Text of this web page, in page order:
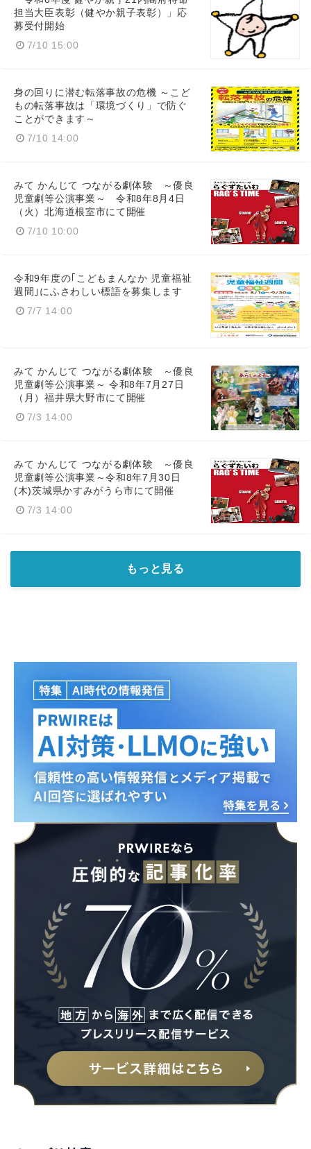
担当大臣表彰（健やか親子表彰）」応
募受付開始
7/10 15:00
身の回りに潜む転落事故の危機 ～こど
もの転落事故は「環境づくり」で防ぐ
ことができます～
7/10 14:00
みて かんじて つながる劇体験 ～優良
児童劇等公演事業～ 令和8年8月4日
（火）北海道根室市にて開催
7/10 10:00
令和9年度の｢こどもまんなか 児童福祉
週間｣にふさわしい標語を募集します
7/7 14:00
みて かんじて つながる劇体験 ～優良
児童劇等公演事業～ 令和8年7月27日
（月）福井県大野市にて開催
7/3 14:00
みて かんじて つながる劇体験 ～優良
児童劇等公演事業～令和8年7月30日
(木)茨城県かすみがうら市にて開催
7/3 14:00
もっと見る
English